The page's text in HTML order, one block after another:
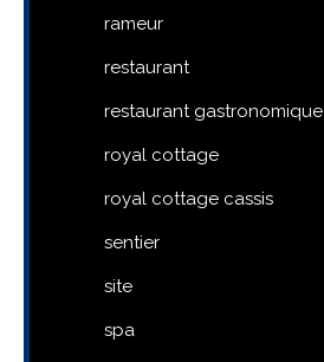
rameur
restaurant
restaurant gastronomique
royal cottage
royal cottage cassis
sentier
site
spa